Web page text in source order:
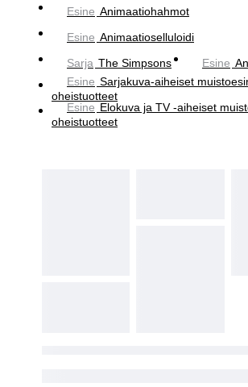
Esine Animaatiohahmot
Esine Animaatioselluloidi
Sarja The Simpsons Esine
Esine Sarjakuva-aiheiset
oheistuotteet
Esine Elokuva ja TV -aiheiset
oheistuotteet